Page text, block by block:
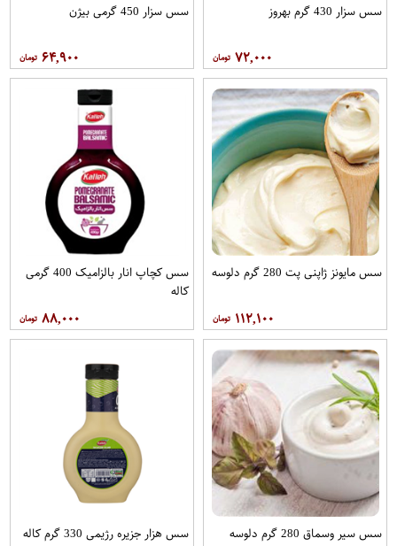
سس سزار 430 گرم بهروز
۷۲,۰۰۰
سس سزار 450 گرمی بیژن
۶۴,۹۰۰
سس مایونز ژاپنی پت 280 گرم دلوسه
۱۱۲,۱۰۰
سس کچاپ انار بالزامیک 400 گرمی
کاله
۸۸,۰۰۰
سس سیر وسماق 280 گرم دلوسه سس هزار جزیره رژیمی 330 گرم کاله